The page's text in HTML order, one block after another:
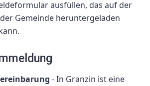
ausfüllen, das auf der
Gemeinde heruntergeladen
- In Granzin ist eine